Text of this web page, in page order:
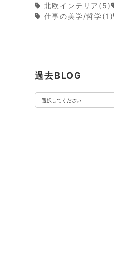
北欧インテリア(5)
仕事の美学/哲学(1)
過去BLOG